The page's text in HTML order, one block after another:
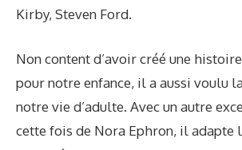
Kirby, Steven Ford.
Non content d’avoir créé une
pour notre enfance, il a aussi voulu
notre vie d’adulte. Avec un autre
cette fois de Nora Ephron, il adapte